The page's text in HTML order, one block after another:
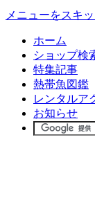
メニューをスキ
ホーム
ショップ検
特集記事
熱帯魚図鑑
レンタルア
お知らせ